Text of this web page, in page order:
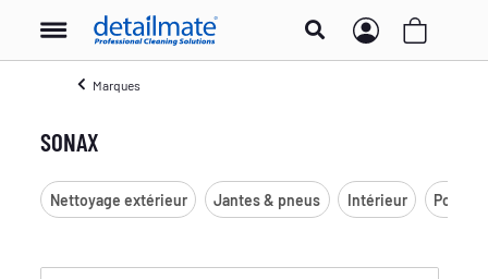
Marques
SONAX
Nettoyage extérieur Jantes & pneus Intérieur